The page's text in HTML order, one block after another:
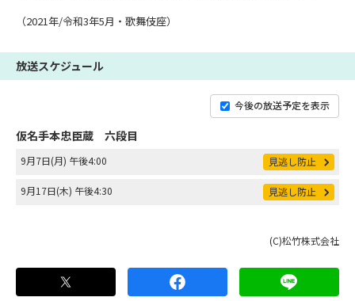
（2021年/令和3年5月・歌舞伎座）
放送スケジュール
今後の放送予定を表示
仮名手本忠臣蔵 六段目
9月7日(月) 午後4:00 見逃し防止
9月17日(木) 午後4:30 見逃し防止
(C)松竹株式会社